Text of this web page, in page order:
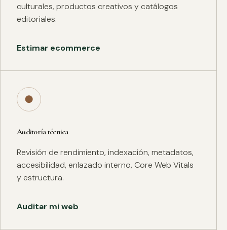
culturales, productos creativos y catálogos
editoriales.
Estimar ecommerce
●
Auditoría técnica
Revisión de rendimiento, indexación, metadatos,
accesibilidad, enlazado interno, Core Web Vitals
y estructura.
Auditar mi web